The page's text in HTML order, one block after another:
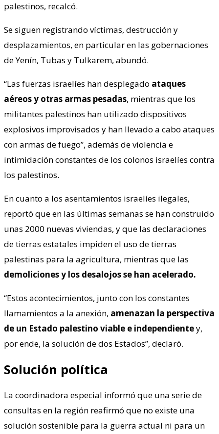
palestinos, recalcó.
Se siguen registrando víctimas, destrucción y
desplazamientos, en particular en las gobernaciones
de Yenín, Tubas y Tulkarem, abundó.
“Las fuerzas israelíes han desplegado ataques
aéreos y otras armas pesadas, mientras que los
militantes palestinos han utilizado dispositivos
explosivos improvisados ​​y han llevado a cabo ataques
con armas de fuego”, además de violencia e
intimidación constantes de los colonos israelíes contra
los palestinos.
En cuanto a los asentamientos israelíes ilegales,
reportó que en las últimas semanas se han construido
unas 2000 nuevas viviendas, y que las declaraciones
de tierras estatales impiden el uso de tierras
palestinas para la agricultura, mientras que las
demoliciones y los desalojos se han acelerado.
“Estos acontecimientos, junto con los constantes
llamamientos a la anexión, amenazan la perspectiva
de un Estado palestino viable e independientey,
por ende, la solución de dos Estados”, declaró.
Solución política
La coordinadora especial informó que una serie de
consultas en la región reafirmó que no existe una
solución sostenible para la guerra actual ni para un